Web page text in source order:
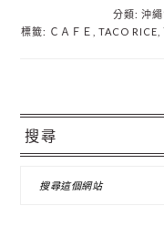
分類: 沖
標籤: ＣＡＦＥ TACO RICE
主
要
搜尋